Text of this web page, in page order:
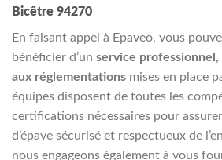
Bicêtre 94270
En faisant appel à Epaveo, vous
bénéficier d’un service
aux réglementations mises en place
équipes disposent de toutes les
certifications nécessaires pour
d’épave sécurisé et respectueux de
nous engageons également à vous